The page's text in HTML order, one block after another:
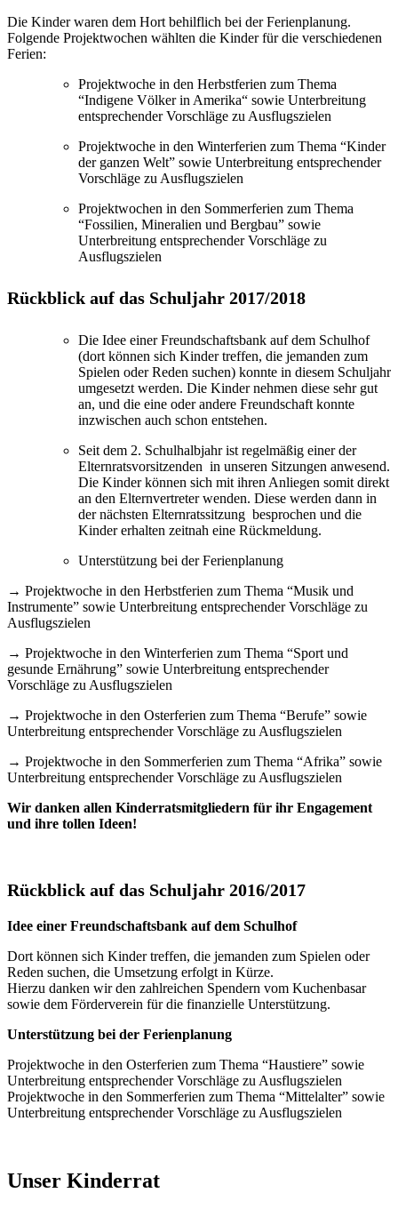
Die Kinder waren dem Hort behilflich bei der Ferienplanung.
Folgende Projektwochen wählten die Kinder für die verschiedenen
Ferien:
Projektwoche in den Herbstferien zum Thema
“Indigene Völker in Amerika“ sowie Unterbreitung
entsprechender Vorschläge zu Ausflugszielen
Projektwoche in den Winterferien zum Thema “Kinder
der ganzen Welt” sowie Unterbreitung entsprechender
Vorschläge zu Ausflugszielen
Projektwochen in den Sommerferien zum Thema
“Fossilien, Mineralien und Bergbau” sowie
Unterbreitung entsprechender Vorschläge zu
Ausflugszielen
Rückblick auf das Schuljahr 2017/2018
Die Idee einer Freundschaftsbank auf dem Schulhof
(dort können sich Kinder treffen, die jemanden zum
Spielen oder Reden suchen) konnte in diesem Schuljahr
umgesetzt werden. Die Kinder nehmen diese sehr gut
an, und die eine oder andere Freundschaft konnte
inzwischen auch schon entstehen.
Seit dem 2. Schulhalbjahr ist regelmäßig einer der
Elternratsvorsitzenden in unseren Sitzungen anwesend.
Die Kinder können sich mit ihren Anliegen somit direkt
an den Elternvertreter wenden. Diese werden dann in
der nächsten Elternratssitzung besprochen und die
Kinder erhalten zeitnah eine Rückmeldung.
Unterstützung bei der Ferienplanung
→ Projektwoche in den Herbstferien zum Thema “Musik und
Instrumente” sowie Unterbreitung entsprechender Vorschläge zu
Ausflugszielen
→ Projektwoche in den Winterferien zum Thema “Sport und
gesunde Ernährung” sowie Unterbreitung entsprechender
Vorschläge zu Ausflugszielen
→ Projektwoche in den Osterferien zum Thema “Berufe” sowie
Unterbreitung entsprechender Vorschläge zu Ausflugszielen
→ Projektwoche in den Sommerferien zum Thema “Afrika” sowie
Unterbreitung entsprechender Vorschläge zu Ausflugszielen
Wir danken allen Kinderratsmitgliedern für ihr Engagement
und ihre tollen Ideen!
Rückblick auf das Schuljahr 2016/2017
Idee einer Freundschaftsbank auf dem Schulhof
Dort können sich Kinder treffen, die jemanden zum Spielen oder
Reden suchen, die Umsetzung erfolgt in Kürze.
Hierzu danken wir den zahlreichen Spendern vom Kuchenbasar
sowie dem Förderverein für die finanzielle Unterstützung.
Unterstützung bei der Ferienplanung
Projektwoche in den Osterferien zum Thema “Haustiere” sowie
Unterbreitung entsprechender Vorschläge zu Ausflugszielen
Projektwoche in den Sommerferien zum Thema “Mittelalter” sowie
Unterbreitung entsprechender Vorschläge zu Ausflugszielen
Unser Kinderrat